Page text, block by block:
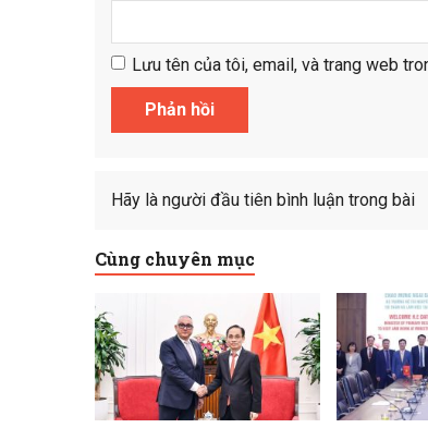
Lưu tên của tôi, email, và trang web
Hãy là người đầu tiên bình luận trong bài
Cùng chuyên mục